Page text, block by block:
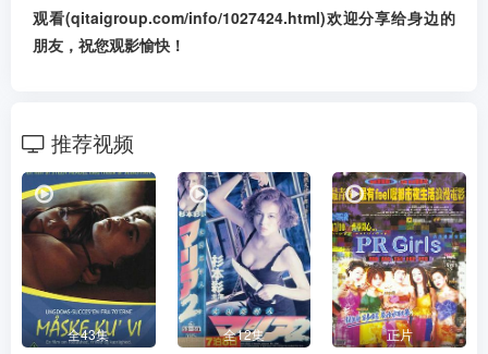
观看(qitaigroup.com/info/1027424.html)欢迎分享给身边的
朋友，祝您观影愉快！
推荐视频
全43集
全12集
正片